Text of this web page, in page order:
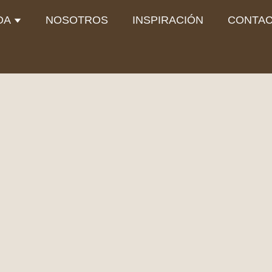
Abrir TIENDANOSOTROS INSPIRACIÓN